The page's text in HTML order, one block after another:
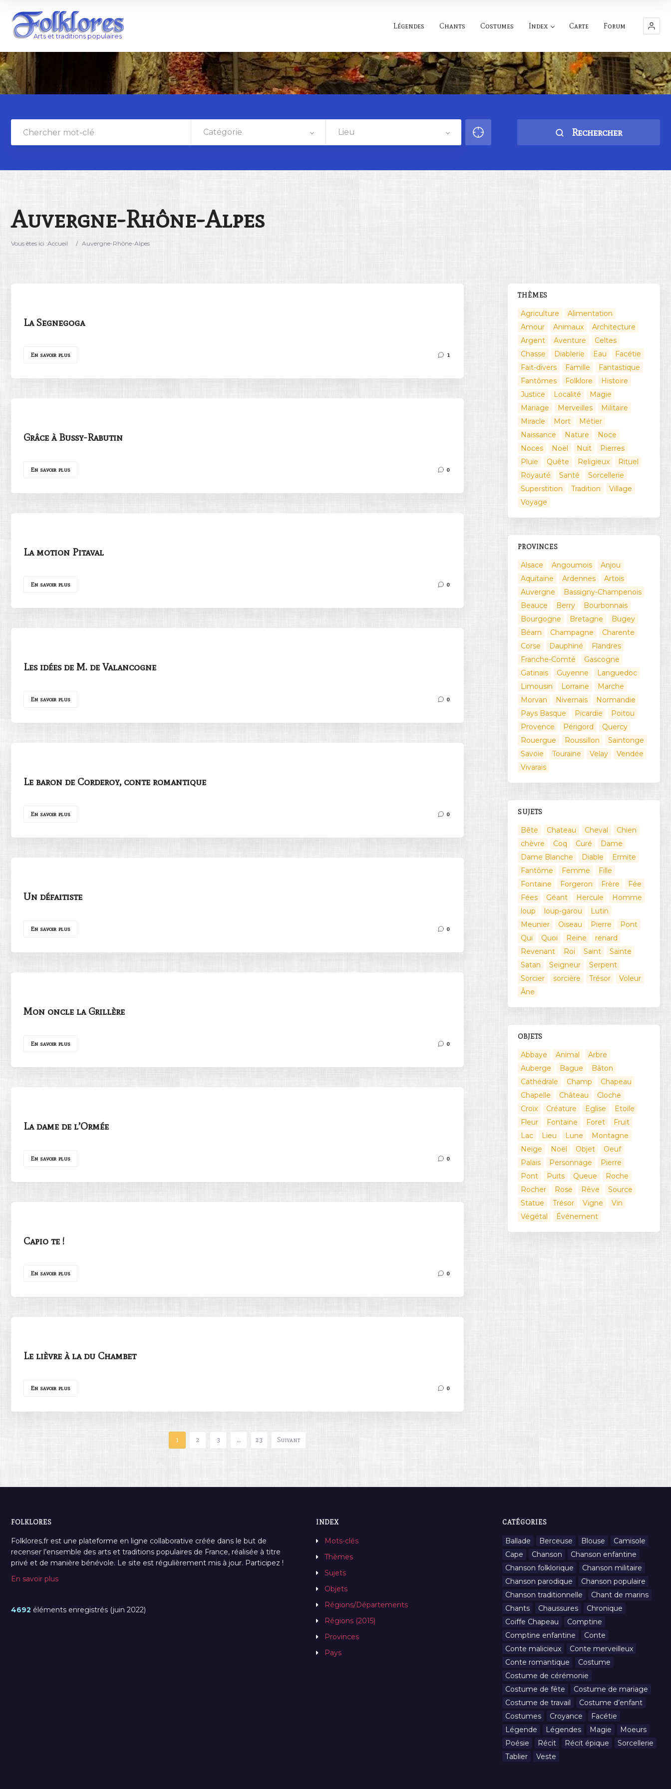
Légendes Chants Costumes Index Carte Forum
Catégorie Lieu Rechercher
Auvergne-Rhône-Alpes
Vous êtes ici :Accueil / Auvergne-Rhône-Alpes
La Segnegoga
En savoir plus 1
Grâce à Bussy-Rabutin
En savoir plus 0
La motion Pitaval
En savoir plus 0
Les idées de M. de Valancogne
En savoir plus 0
Le baron de Corderoy, conte romantique
En savoir plus 0
Un défaitiste
En savoir plus 0
Mon oncle la Grillère
En savoir plus 0
La dame de l’Ormée
En savoir plus 0
Capio te !
En savoir plus 0
Le lièvre à la du Chambet
En savoir plus 0
1 2 3 … 23 Suivant
THÈMES
Agriculture
Alimentation
Amour
Animaux
Architecture
Argent
Aventure
Celtes
Chasse
Diablerie Eau
Facétie
Fait-divers
Famille
Fantastique
Fantômes
Folklore
Histoire
Justice
Localité
Magie
Mariage
Merveilles
Militaire
Miracle
Mort
Métier
Naissance
Nature
Noce
Noces
Noël Nuit
Pierres
Pluie
Quête Religieux
Rituel
Royauté
Santé
Sorcellerie
Superstition
Tradition
Village
Voyage
PROVINCES
Alsace Angoumois
Anjou
Aquitaine
Ardennes
Artois
Auvergne
Bassigny-Champenois
Beauce
Berry
Bourbonnais
Bourgogne
Bretagne
Bugey
Béarn
Champagne
Charente
Corse
Dauphiné
Flandres
Franche-Comté
Gascogne
Gatinais
Guyenne
Languedoc
Limousin
Lorraine
Marche
Morvan
Nivernais
Normandie
Pays Basque
Picardie
Poitou
Provence
Périgord
Quercy
Rouergue
Roussillon
Saintonge
Savoie
Touraine Velay
Vendée
Vivarais
SUJETS
Bête Chateau Cheval
Chien
chèvre
Coq Curé
Dame
Dame Blanche
Diable
Ermite
Fantôme
Femme
Fille
Fontaine
Forgeron Frère
Fée
Fées
Géant Hercule
Homme
loup
loup-garou
Lutin
Meunier
Oiseau Pierre
Pont
Qui
Quoi Reine
renard
Revenant
Roi Saint
Sainte
Satan
Seigneur
Serpent
Sorcier
sorcière Trésor
Voleur
Âne
OBJETS
Abbaye Animal
Arbre
Auberge
Bague
Bâton
Cathédrale
Champ
Chapeau
Chapelle
Château
Cloche
Croix
Créature Eglise
Etoile
Fleur
Fontaine Foret
Fruit
Lac
Lieu Lune
Montagne
Neige
Noël Objet
Oeuf
Palais
Personnage
Pierre
Pont
Puits Queue
Roche
Rocher
Rose Rêve
Source
Statue
Trésor Vigne
Vin
Végétal
Événement
FOLKLORES
Folklores.fr est une plateforme en ligne collaborative créée dans le but de
recenser l’ensemble des arts et traditions populaires de France, réalisée à titre
privé et de manière bénévole. Le site est régulièrement mis à jour. Participez !
En savoir plus
4692 éléments enregistrés (juin 2022)
INDEX
Mots-clés
Thèmes
Sujets
Objets
Régions/Départements
Régions (2015)
Provinces
Pays
CATÉGORIES
Ballade Berceuse Blouse
Camisole
Cape
Chanson
Chanson enfantine
Chanson folklorique
Chanson militaire
Chanson parodique
Chanson populaire
Chanson traditionnelle
Chant de marins
Chants
Chaussures
Chronique
Coiffe Chapeau
Comptine
Comptine enfantine
Conte
Conte malicieux
Conte merveilleux
Conte romantique
Costume
Costume de cérémonie
Costume de fête
Costume de mariage
Costume de travail
Costume d’enfant
Costumes
Croyance
Facétie
Légende
Légendes Magie
Moeurs
Poésie
Récit Récit épique
Sorcellerie
Tablier
Veste